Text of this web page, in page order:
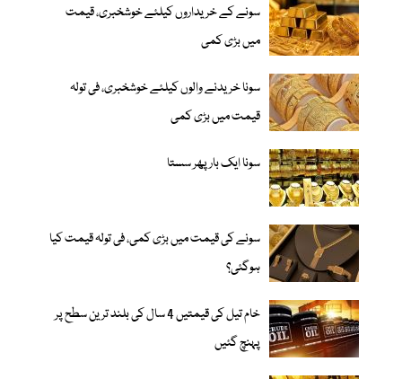
سونے کے خریداروں کیلئے خوشخبری، قیمت
میں بڑی کمی
سونا خریدنے والوں کیلئے خوشخبری، فی تولہ
قیمت میں بڑی کمی
سونا ایک بار پھر سستا
سونے کی قیمت میں بڑی کمی، فی تولہ قیمت کیا
ہوگئی؟
خام تیل کی قیمتیں 4 سال کی بلند ترین سطح پر
پہنچ گئیں